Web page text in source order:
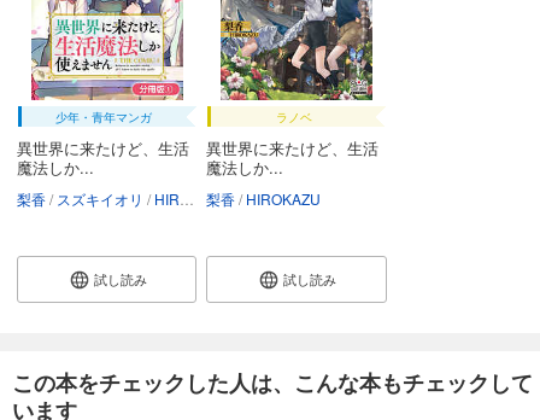
少年・青年マンガ
異世界に来たけど、生活
魔法しか...
梨香 スズキイオリ HIROKAZU
試し読み
ラノベ
異世界に来たけど、生活
魔法しか...
梨香 HIROKAZU
試し読み
この本をチェックした人は、こんな本もチェックして
います